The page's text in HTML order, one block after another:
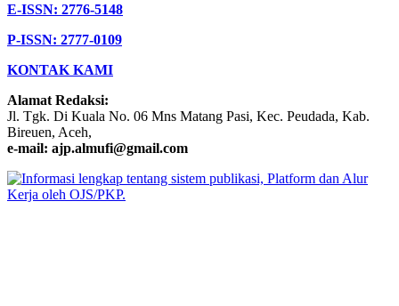
E-ISSN: 2776-5148
P-ISSN: 2777-0109
KONTAK KAMI
Alamat Redaksi:
Jl. Tgk. Di Kuala No. 06 Mns Matang Pasi, Kec. Peudada, Kab.
Bireuen, Aceh,
e-mail: ajp.almufi@gmail.com